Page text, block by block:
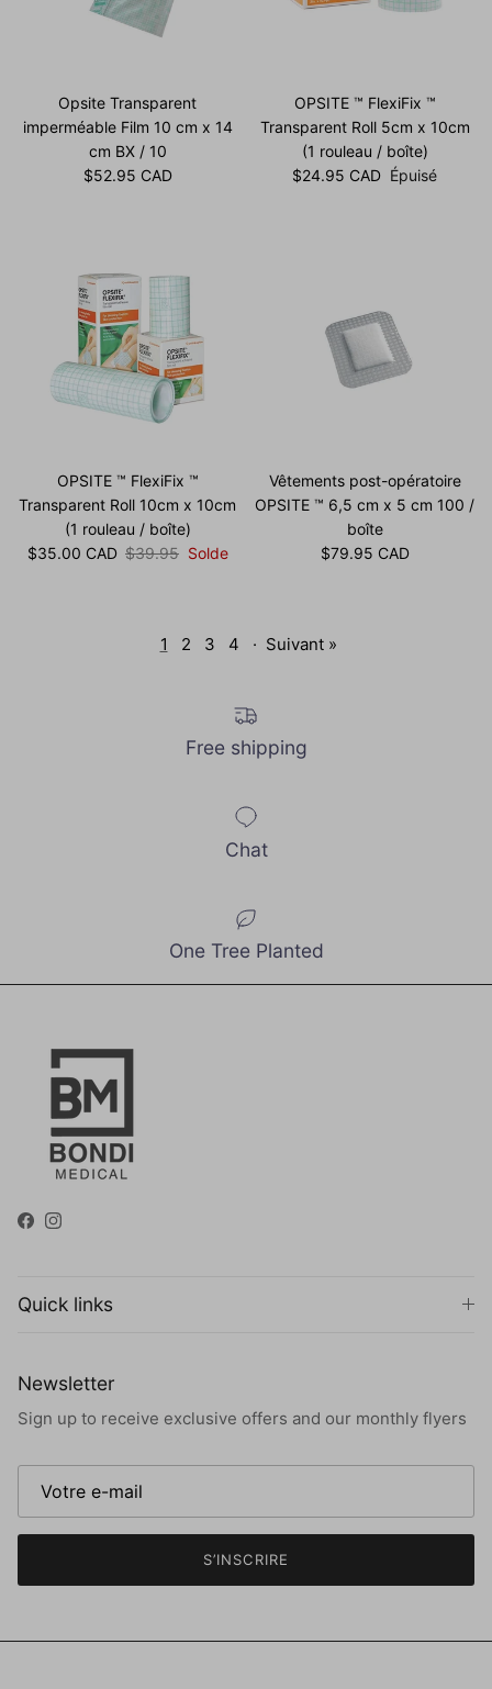
Opsite Transparent
imperméable Film 10 cm x 14
cm BX / 10
Prix habituel
$52.95 CAD
OPSITE ™ FlexiFix ™
Transparent Roll 5cm x 10cm
(1 rouleau / boîte)
Prix habituel
$24.95 CAD Épuisé
OPSITE ™ FlexiFix ™
Transparent Roll 10cm x 10cm
(1 rouleau / boîte)
Prix soldé
$35.00 CAD Prix habituel
$39.95 Solde
Vêtements post-opératoire
OPSITE ™ 6,5 cm x 5 cm 100 /
boîte
Prix habituel
$79.95 CAD
1 2 3 4 · Suivant »
Free shipping
Chat
One Tree Planted
Facebook
Instagram
Quick links
Newsletter
Sign up to receive exclusive offers and our monthly flyers
S’INSCRIRE